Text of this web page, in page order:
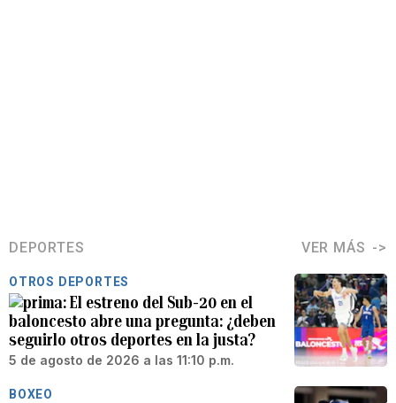
DEPORTES VER MÁS
OTROS DEPORTES
El estreno del Sub-20 en el
baloncesto abre una pregunta: ¿deben
seguirlo otros deportes en la justa?
5 de agosto de 2026 a las 11:10 p.m.
BOXEO